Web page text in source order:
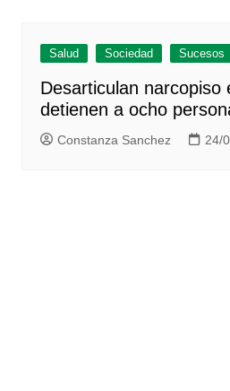
Salud Sociedad Sucesos
Desarticulan narcopiso
detienen a ocho
Constanza Sanchez 24/